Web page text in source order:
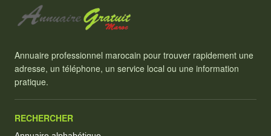
Annuaire professionnel marocain pour trouver rapidement une
adresse, un téléphone, un service local ou une information
pratique.
RECHERCHER